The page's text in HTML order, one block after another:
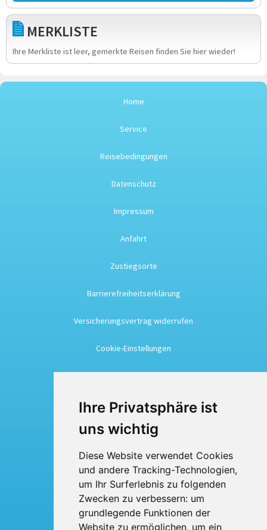
Ihre Privatsphäre ist
uns wichtig
Diese Website verwendet Cookies
und andere Tracking-Technologien,
um Ihr Surferlebnis zu folgenden
Zwecken zu verbessern: um
grundlegende Funktionen der
Website zu ermöglichen, um ein
MERKLISTE
Ihre Merkliste ist leer, gemerkte Reisen finden Sie hier wieder!
Home
Service
Reisebedingungen
Datenschutz
Impressum
Anfahrt
Zustiegsorte
Barrierefreiheitserklärung
Versicherungsvertrag widerrufen
Cookie-Einstellungen
Busmiete
Über uns
Kontakt
BTI Bröskamp-Touristik International